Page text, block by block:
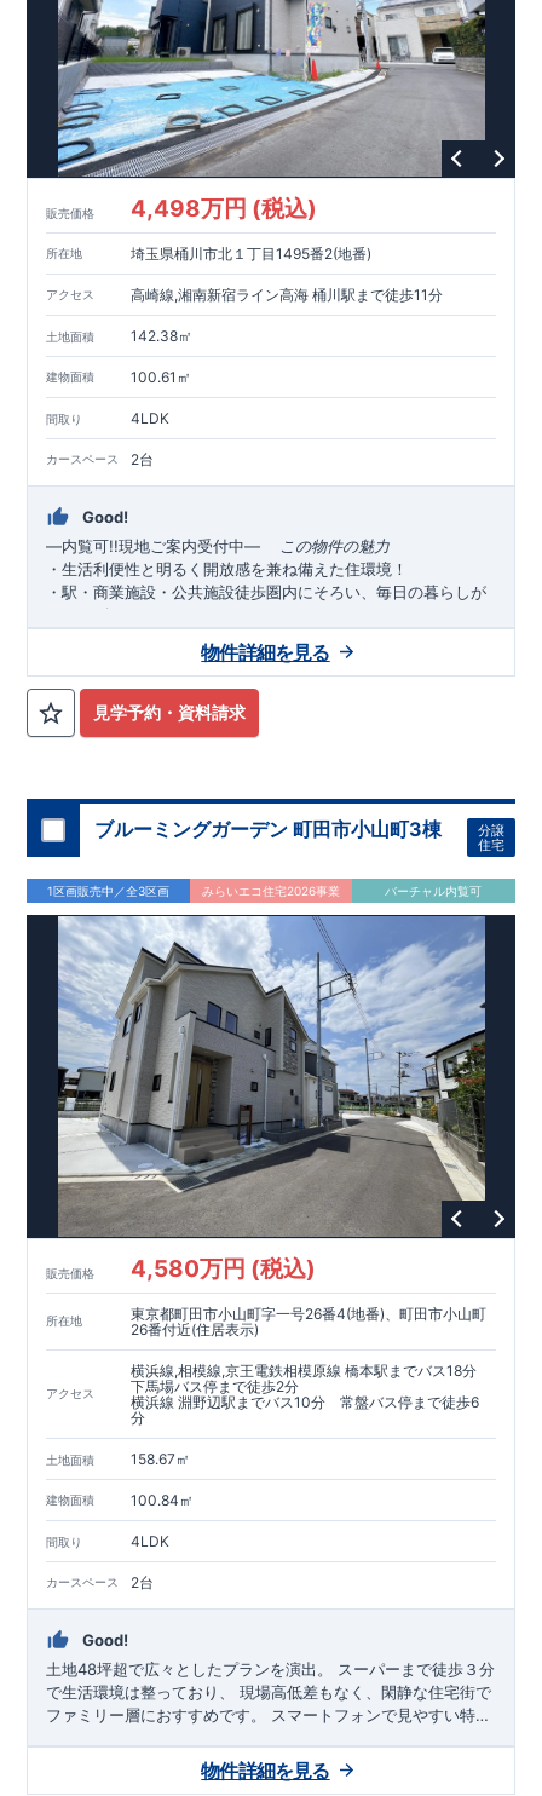
販売価格 4,498万円 (税込)
所在地 埼玉県桶川市北１丁目1495番2(地番)
アクセス 高崎線,湘南新宿ライン高海 桶川駅まで徒歩11分
土地面積 142.38㎡
建物面積 100.61㎡
間取り 4LDK
カースペース 2台
Good!
―内覧可!!現地ご案内受付中―
この物件の魅力
・生活利便性と明るく開放感を兼ね備えた住環境！
・駅 ・商業施設・公共施設徒歩圏内にそろい、毎日の暮らしが
スムーズに♪
心。忙しい朝や雨の日もストレスなく出発・帰宅が可能です♪
全居室収納付きのゆとりある間取りと充実の収納力◎家族それ
ぞれの空間を確保しながら、すっきり暮らせる住まいです！
・食洗器付きシステムキッチンで、毎日の家事負担を軽減！
・折上天井・勾配天井を採用し、奥行きと開放感ある空間を演
出♪
「桶川」駅まで徒歩 11分自転車4分（900ｍ）
ロケーション
・桶川小学校（徒歩4分）
・北保育所（徒歩5分）
・ドラックセイムス桶川西店（徒歩 5 分）
・セブンイレブン桶川末広３丁目南店（徒歩9分）
・おかべ耳鼻咽喉科医院（徒歩5 分）
東栄住宅ブルーミングガーデンのこだわりの家づくり
全棟自社一貫体制
もっと詳しく
◇誰が、何をしたか。が明確だからこそ、お客様の安心に繋が
ります。
◇設計、施工、営業が互いに協力しあい、最良のプランを提供
いたします。
◇不要な中間マージンを抑えることで、コストダウンに努めて
います。
取得
もっと詳しく
◇国が定めた耐震等級で最高の3を取得建築基準法で定められ
た、｢数百年に一度発生する地震に対して、倒壊、崩壊しな
い。｣という基準から、さらに 1.5
倍の耐震力を達成していま
す。
安心の長期優良住宅！
もっと詳しく
◇東栄住宅は、全7つの技術基準のうち、4つの最高等級を取得
◇長期優良住宅とは、｢良い家を作って、きちんと手入れをし
て、長く大切に使う｣ことを目的とした認定制度。住宅ローン減
税、固定資産税などの税制優遇を受けられるだけでなく、中古
市場でも、長期優良住宅が有利に働きます。
住宅性能評価ダブル取得！
評価しております。
◇建設住宅性能評価
か、建設までに計4回チェックが行われます。図面や書類上だ
けでなく、「現場の施工状況」を検査した上で、品質を保証し
◇
を実施
◇お引渡しからが本当のお付き合いだと考え、アフターサービ
スを外部の業者に委託せず、東栄住宅グループ「東栄ホームサ
ービス株式会社」にて責任をもって対応いたします。
ここをクリック​
気になる！見たい！話を聞きたい！！
見学予約・資料請求
物件詳細を見る
ブルーミングガーデン 町田市小山町3棟
分譲
住宅
1区画販売中／全3区画 みらいエコ住宅2026事業 バーチャル内覧可
販売価格 4,580万円 (税込)
所在地
東京都町田市小山町字一号26番4(地番)、町田市小山町
26番付近(住居表示)
アクセス
横浜線,相模線,京王電鉄相模原線 橋本駅までバス18分
下馬場バス停まで徒歩2分
横浜線 淵野辺駅までバス10分 常盤バス停まで徒歩6
分
土地面積 158.67㎡
建物面積 100.84㎡
間取り 4LDK
カースペース 2台
Good!
土地48坪超で広々としたプランを演出。 スーパーまで徒歩３分
で生活環境は整っており、 現場高低差もなく、閑静な住宅街で
ファミリー層におすすめです。 スマートフォンで見やすい特設
blooming.com/bukken/71074018/
物件詳細を見る